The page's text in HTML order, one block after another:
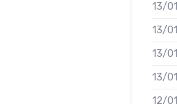
13/01
13/01
13/01
13/01
12/01